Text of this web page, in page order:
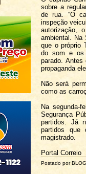
sobre a
de rua. “O
inspeção
autorização,
ambiental. Na
que o próprio
do som e os
parado.
propaganda
Não será
como as
Na segunda-
Segurança
partidos. Já
partidos que
magistrado.
Portal Correio
Postado por